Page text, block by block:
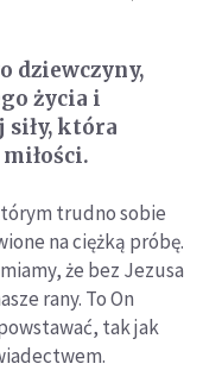
dziewczyny,
życia i
siły, która
miłości.
trudno sobie
na ciężką próbę.
że bez Jezusa
rany. To On
tak jak